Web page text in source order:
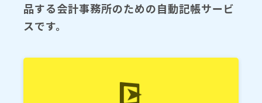
品する会計事務所のための自動記帳サービ
スです。